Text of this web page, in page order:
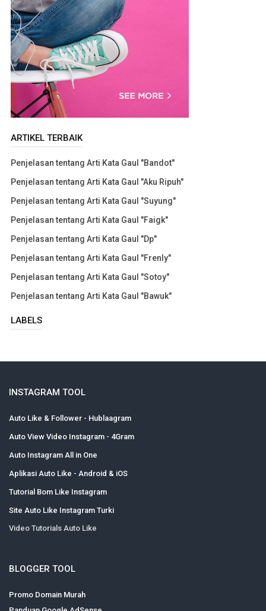
ARTIKEL TERBAIK
Penjelasan tentang Arti Kata Gaul "Bandot"
Penjelasan tentang Arti Kata Gaul "Aku Ripuh"
Penjelasan tentang Arti Kata Gaul "Suyung"
Penjelasan tentang Arti Kata Gaul "Faigk"
Penjelasan tentang Arti Kata Gaul "Dp"
Penjelasan tentang Arti Kata Gaul "Frenly"
Penjelasan tentang Arti Kata Gaul "Sotoy"
Penjelasan tentang Arti Kata Gaul "Bawuk"
LABELS
INSTAGRAM TOOL
Auto Like & Follower - Hublaagram
Auto View Video Instagram - 4Gram
Auto Instagram All in One
Aplikasi Auto Like - Android & iOS
Tutorial Bom Like Instagram
Site Auto Like Instagram Turki
Video Tutorials Auto Like
BLOGGER TOOL
Promo Domain Murah